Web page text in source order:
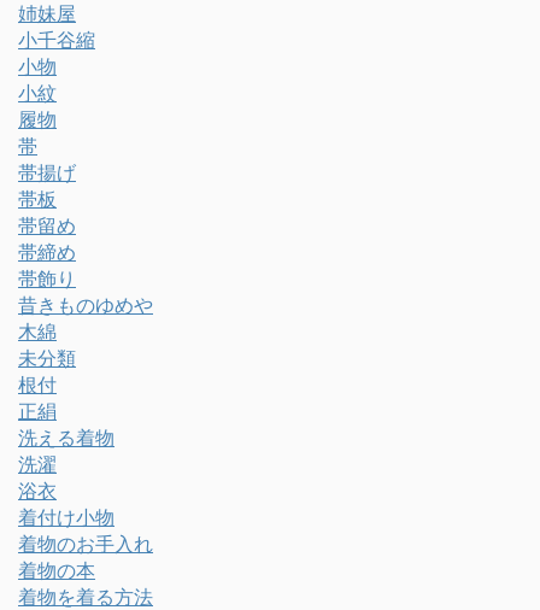
姉妹屋
小千谷縮
小物
小紋
履物
帯
帯揚げ
帯板
帯留め
帯締め
帯飾り
昔きものゆめや
木綿
未分類
根付
正絹
洗える着物
洗濯
浴衣
着付け小物
着物のお手入れ
着物の本
着物を着る方法